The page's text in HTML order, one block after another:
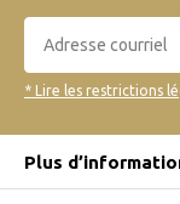
* Lire les restrictions
Plus